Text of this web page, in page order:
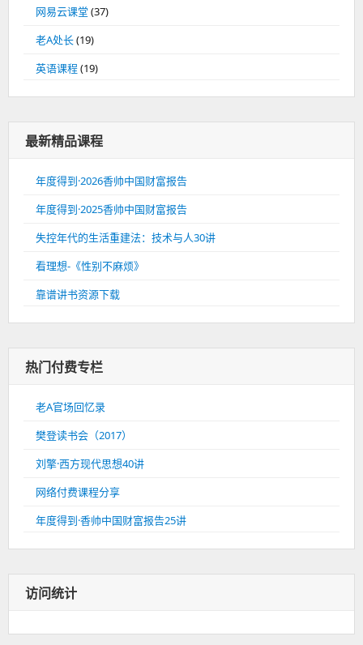
网易云课堂 (37)
老A处长(19)
英语课程(19)
最新精品课程
年度得到·2026香帅中国财富报告
年度得到·2025香帅中国财富报告
失控年代的生活重建法：技术与人30讲
看理想-《性别不麻烦》
靠谱讲书资源下载
热门付费专栏
老A官场回忆录
樊登读书会（2017）
刘擎·西方现代思想40讲
网络付费课程分享
年度得到·香帅中国财富报告25讲
访问统计